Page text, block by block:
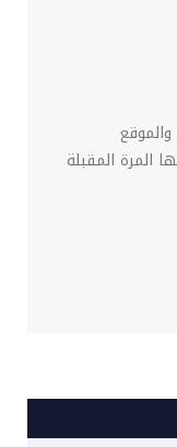
المرة المقبلة